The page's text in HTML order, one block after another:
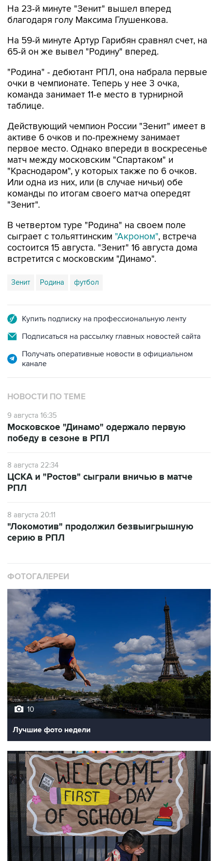
На 23-й минуте "Зенит" вышел вперед
благодаря голу Максима Глушенкова.
На 59-й минуте Артур Гарибян сравнял счет, на
65-й он же вывел "Родину" вперед.
"Родина" - дебютант РПЛ, она набрала первые
очки в чемпионате. Теперь у нее 3 очка,
команда занимает 11-е место в турнирной
таблице.
Действующий чемпион России "Зенит" имеет в
активе 6 очков и по-прежнему занимает
первое место. Однако впереди в воскресенье
матч между московским "Спартаком" и
"Краснодаром", у которых также по 6 очков.
Или одна из них, или (в случае ничьи) обе
команды по итогам своего матча опередят
"Зенит".
В четвертом туре "Родина" на своем поле
сыграет с тольяттинским "Акроном", встреча
состоится 15 августа. "Зенит" 16 августа дома
встретится с московским "Динамо".
Зенит Родина футбол
Купить подписку на профессиональную ленту
Подписаться на рассылку главных новостей сайта
Получать оперативные новости в официальном
канале
НОВОСТИ ПО ТЕМЕ
9 августа 16:35
Московское "Динамо" одержало первую
победу в сезоне в РПЛ
8 августа 22:34
ЦСКА и "Ростов" сыграли вничью в матче
РПЛ
8 августа 20:11
"Локомотив" продолжил безвыигрышную
серию в РПЛ
ФОТОГАЛЕРЕИ
10
Лучшие фото недели